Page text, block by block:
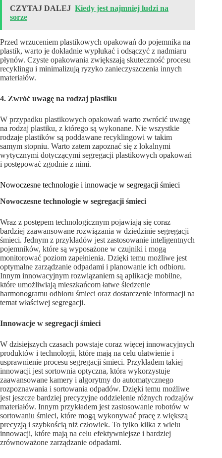
CZYTAJ DALEJ Kiedy jest najmniej ludzi na
sorze
Przed wrzuceniem plastikowych opakowań do pojemnika na
plastik, warto je dokładnie wypłukać i odsączyć z nadmiaru
płynów. Czyste opakowania zwiększają skuteczność procesu
recyklingu i minimalizują ryzyko zanieczyszczenia innych
materiałów.
4. Zwróć uwagę na rodzaj plastiku
W przypadku plastikowych opakowań warto zwrócić uwagę
na rodzaj plastiku, z którego są wykonane. Nie wszystkie
rodzaje plastików są poddawane recyklingowi w takim
samym stopniu. Warto zatem zapoznać się z lokalnymi
wytycznymi dotyczącymi segregacji plastikowych opakowań
i postępować zgodnie z nimi.
Nowoczesne technologie i innowacje w segregacji śmieci
Nowoczesne technologie w segregacji śmieci
Wraz z postępem technologicznym pojawiają się coraz
bardziej zaawansowane rozwiązania w dziedzinie segregacji
śmieci. Jednym z przykładów jest zastosowanie inteligentnych
pojemników, które są wyposażone w czujniki i mogą
monitorować poziom zapełnienia. Dzięki temu możliwe jest
optymalne zarządzanie odpadami i planowanie ich odbioru.
Innym innowacyjnym rozwiązaniem są aplikacje mobilne,
które umożliwiają mieszkańcom łatwe śledzenie
harmonogramu odbioru śmieci oraz dostarczenie informacji na
temat właściwej segregacji.
Innowacje w segregacji śmieci
W dzisiejszych czasach powstaje coraz więcej innowacyjnych
produktów i technologii, które mają na celu ułatwienie i
usprawnienie procesu segregacji śmieci. Przykładem takiej
innowacji jest sortownia optyczna, która wykorzystuje
zaawansowane kamery i algorytmy do automatycznego
rozpoznawania i sortowania odpadów. Dzięki temu możliwe
jest jeszcze bardziej precyzyjne oddzielenie różnych rodzajów
materiałów. Innym przykładem jest zastosowanie robotów w
sortowaniu śmieci, które mogą wykonywać pracę z większą
precyzją i szybkością niż człowiek. To tylko kilka z wielu
innowacji, które mają na celu efektywniejsze i bardziej
zrównoważone zarządzanie odpadami.